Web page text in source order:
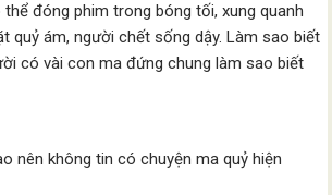
thể đóng phim trong bóng tối, xung quanh
quỷ ám, người chết sống dậy. Làm sao biết
có vài con ma đứng chung làm sao biết
nên không tin có chuyện ma quỷ hiện